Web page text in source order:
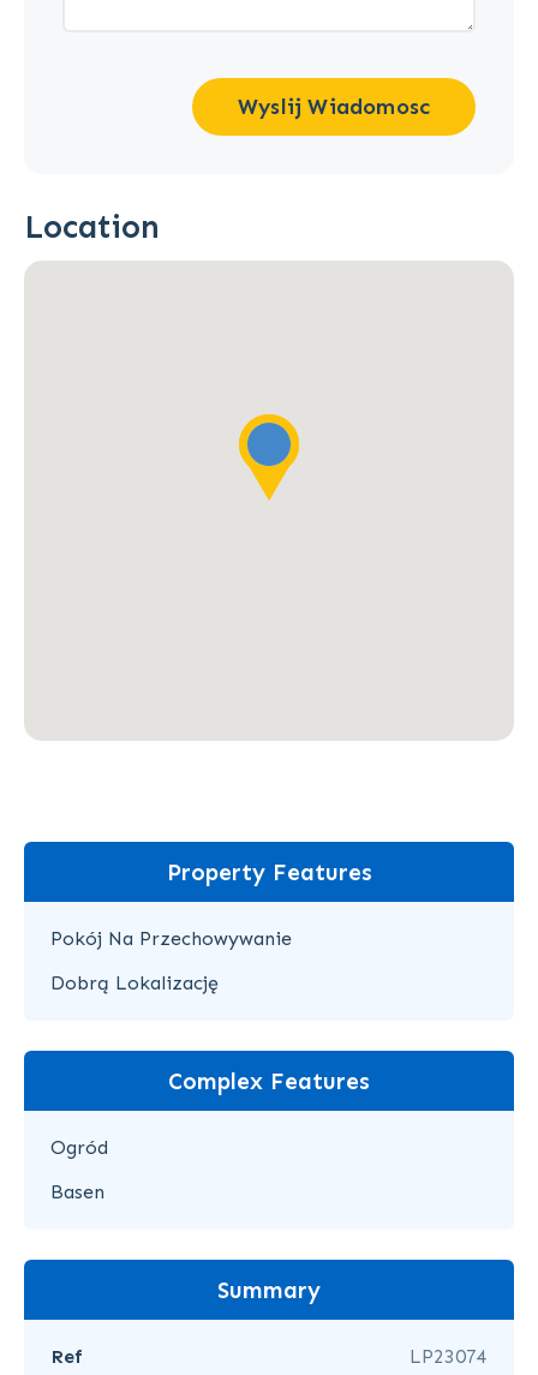
Wyslij Wiadomosc
Location
Property Features
Pokój Na Przechowywanie
Dobrą Lokalizację
Complex Features
Ogród
Basen
Summary
Ref
LP23074